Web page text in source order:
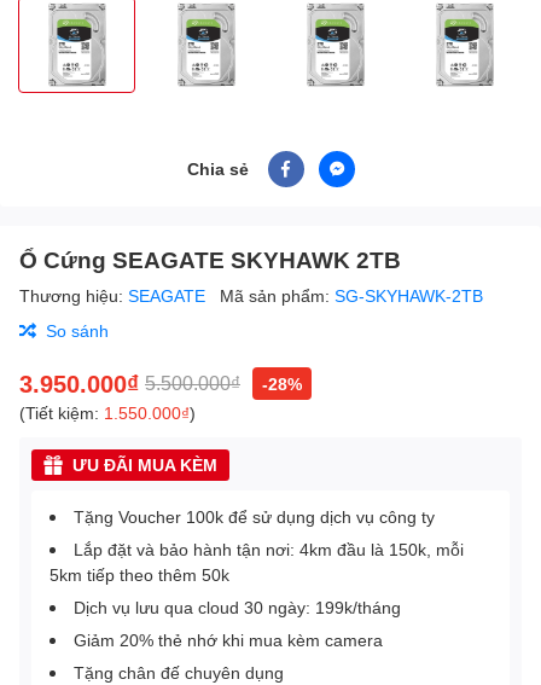
Chia sẻ
Ổ Cứng SEAGATE SKYHAWK 2TB
Thương hiệu: SEAGATE Mã sản phẩm: SG-SKYHAWK-2TB
So sánh
3.950.000₫ 5.500.000₫
-28%
(Tiết kiệm: 1.550.000₫)
ƯU ĐÃI MUA KÈM
Tặng Voucher 100k để sử dụng dịch vụ công ty
Lắp đặt và bảo hành tận nơi: 4km đầu là 150k, mỗi
5km tiếp theo thêm 50k
Dịch vụ lưu qua cloud 30 ngày: 199k/tháng
Giảm 20% thẻ nhớ khi mua kèm camera
Tặng chân đế chuyên dụng